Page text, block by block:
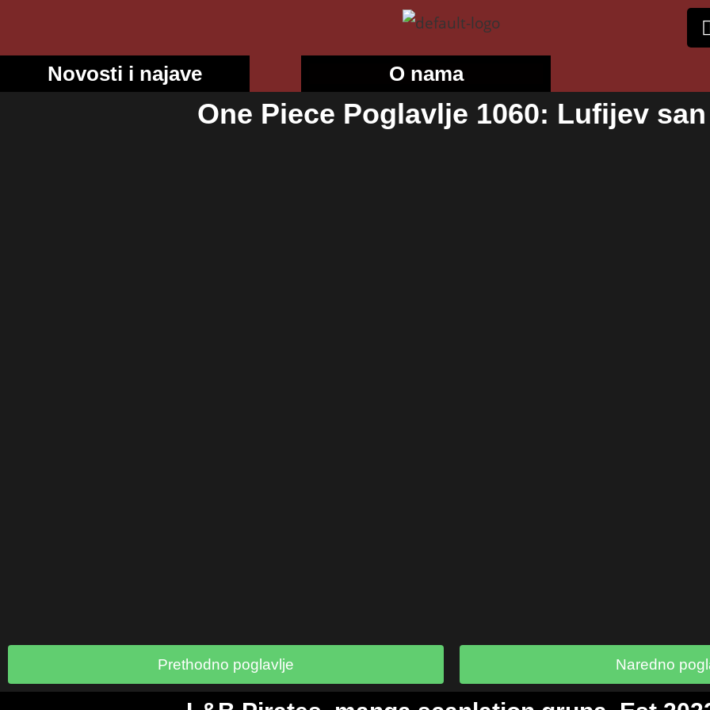
Novosti i najave O nama
One Piece Poglavlje 1060: Lufijev san
Prethodno poglavlje Naredno